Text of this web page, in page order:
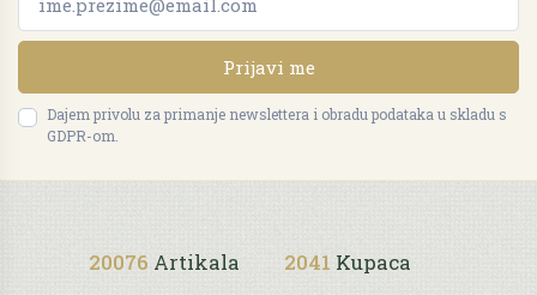
Prijavi me
Dajem privolu za primanje newslettera i obradu podataka u skladu s
GDPR-om.
20076 Artikala 2041 Kupaca